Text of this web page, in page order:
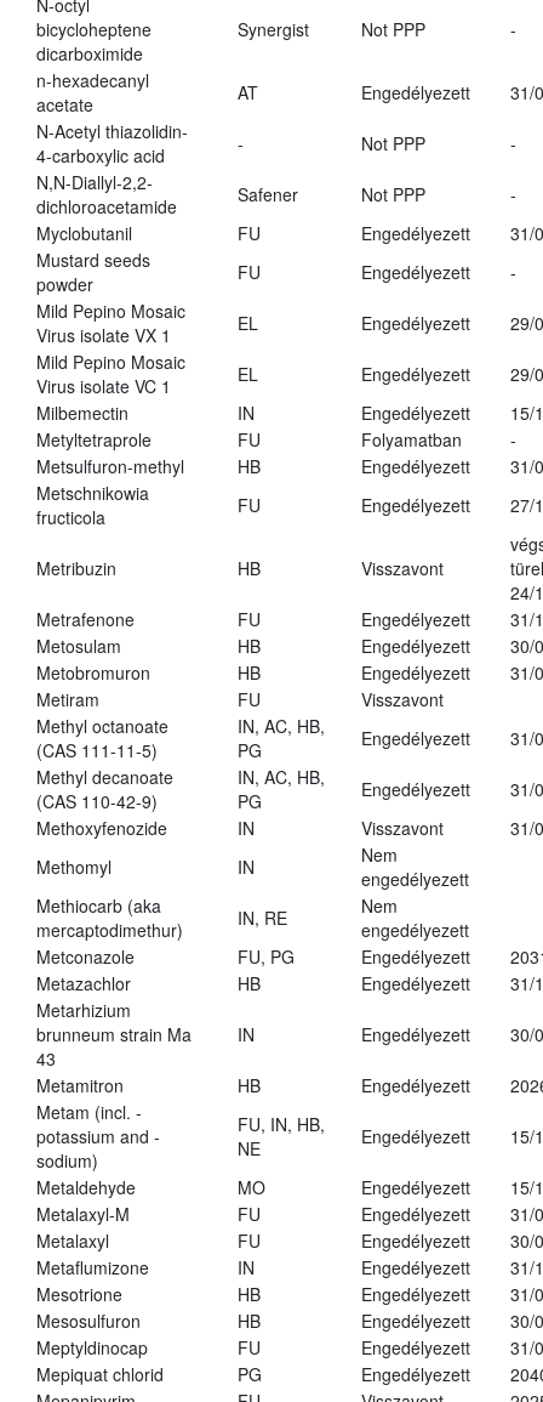
N-octyl
bicycloheptene
dicarboximide
Synergist Not PPP -
n-hexadecanyl
acetate
AT Engedélyezett
31/
N-Acetyl thiazolidin-
4-carboxylic acid
- Not PPP
-
N,N-Diallyl-2,2-
dichloroacetamide
Safener Not PPP
-
Myclobutanil
FU Engedélyezett
31/
Mustard seeds
powder
FU Engedélyezett
-
Mild Pepino Mosaic
Virus isolate VX 1
EL Engedélyezett
29/
Mild Pepino Mosaic
Virus isolate VC 1
EL Engedélyezett
29/
Milbemectin
IN Engedélyezett
15/
Metyltetraprole
FU Folyamatban
-
Metsulfuron-methyl
HB Engedélyezett
31/
Metschnikowia
fructicola
FU Engedélyezett 27/
Metribuzin HB Visszavont
24/
Metrafenone
FU Engedélyezett
31/
Metosulam
HB Engedélyezett
30/
Metobromuron
HB Engedélyezett
31/
Metiram
FU
Visszavont
Methyl octanoate
(CAS 111-11-5)
IN, AC, HB,
PG
Engedélyezett
31/
Methyl decanoate
(CAS 110-42-9)
IN, AC, HB,
PG
Engedélyezett
31/
Methoxyfenozide
IN Visszavont
31/
Methomyl
IN
Nem
engedélyezett
Methiocarb (aka
mercaptodimethur)
IN, RE
Nem
engedélyezett
Metconazole
FU, PG Engedélyezett
Metazachlor
HB Engedélyezett
31/
Metarhizium
brunneum strain Ma
43
IN Engedélyezett 30/
Metamitron HB Engedélyezett
Metam (incl. -
potassium and -
sodium)
FU, IN, HB,
NE
Engedélyezett 15/
Metaldehyde MO Engedélyezett
15/
Metalaxyl-M
FU Engedélyezett
31/
Metalaxyl
FU Engedélyezett
30/
Metaflumizone
IN Engedélyezett
31/
Mesotrione
HB Engedélyezett
31/
Mesosulfuron
HB Engedélyezett
30/
Meptyldinocap
FU Engedélyezett
31/
Mepiquat chlorid
PG Engedélyezett